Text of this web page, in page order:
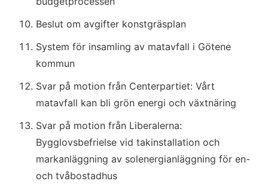
Beslut om avgifter konstgräsplan
System för insamling av matavfall i Götene
kommun
Svar på motion från Centerpartiet: Vårt
matavfall kan bli grön energi och växtnäring
Svar på motion från Liberalerna:
Bygglovsbefrielse vid takinstallation och
markanläggning av solenergianläggning för en-
och tvåbostadhus